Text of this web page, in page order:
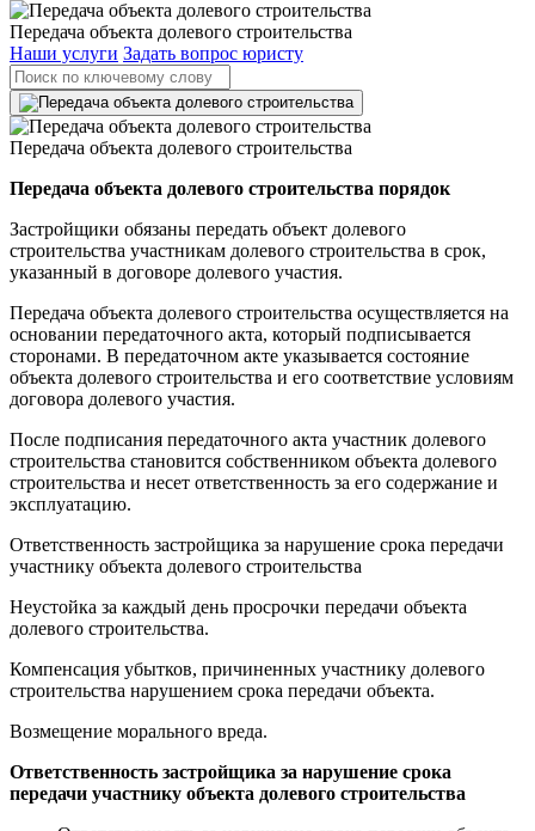
Передача объекта долевого строительства
Наши услуги Задать вопрос юристу
Передача объекта долевого строительства
Передача объекта долевого строительства порядок
Застройщики обязаны передать объект долевого
строительства участникам долевого строительства в срок,
указанный в договоре долевого участия.
Передача объекта долевого строительства осуществляется на
основании передаточного акта, который подписывается
сторонами. В передаточном акте указывается состояние
объекта долевого строительства и его соответствие условиям
договора долевого участия.
После подписания передаточного акта участник долевого
строительства становится собственником объекта долевого
строительства и несет ответственность за его содержание и
эксплуатацию.
Ответственность застройщика за нарушение срока передачи
участнику объекта долевого строительства
Неустойка за каждый день просрочки передачи объекта
долевого строительства.
Компенсация убытков, причиненных участнику долевого
строительства нарушением срока передачи объекта.
Возмещение морального вреда.
Ответственность застройщика за нарушение срока
передачи участнику объекта долевого строительства